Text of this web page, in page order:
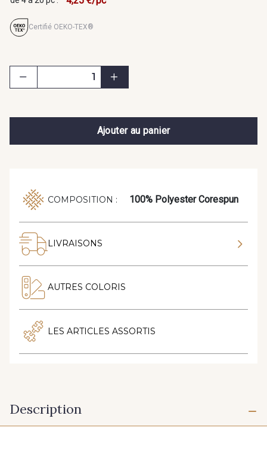
Certifié OEKO-TEX®
Ajouter au panier
COMPOSITION : 100% Polyester Corespun
LIVRAISONS
AUTRES COLORIS
LES ARTICLES ASSORTIS
Description